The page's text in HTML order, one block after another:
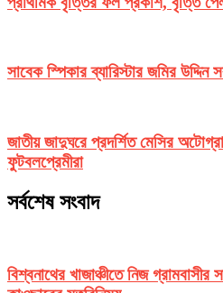
সাবেক স্পিকার ব্যারিস্টার জমির
জাতীয় জাদুঘরে প্রদর্শিত মেসির
ফুটবলপ্রেমীরা
সর্বশেষ সংবাদ
বিশ্বনাথের খাজাঞ্চীতে নিজ গ্রামবাসীর